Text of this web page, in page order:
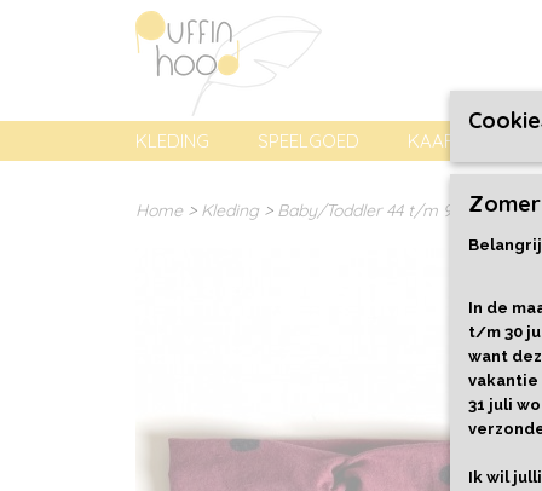
KLEDING SPEELGOED KAARTEN,
Home > Kleding > Baby/Toddler 44 t/m 92 >
In de
t/m 30
want
vakantie
31 juli
Ik wil